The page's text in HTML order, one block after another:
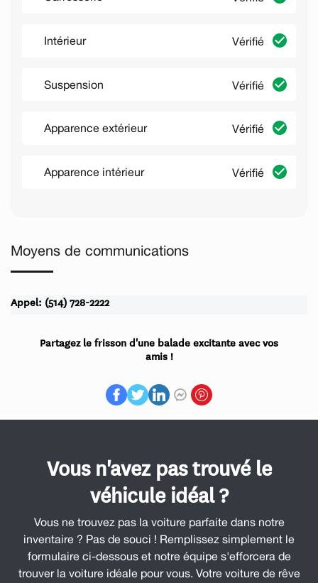
Intérieur Vérifié
Suspension Vérifié
Apparence extérieur Vérifié
Apparence intérieur Vérifié
Moyens de communications
Appel: (514) 728-2222
Partagez le frisson d'une balade excitante avec vos
amis !
Vous n'avez pas trouvé le
véhicule idéal ?
Vous ne trouvez pas la voiture parfaite dans notre
inventaire ? Pas de souci ! Remplissez simplement le
formulaire ci-dessous et notre équipe s'efforcera de
trouver la voiture idéale pour vous. Votre voiture de rêve